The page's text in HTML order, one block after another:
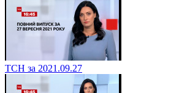
ТСН за 2021.09.27